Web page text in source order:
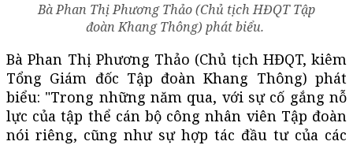
Bà Phan Thị Phương Thảo (Chủ tịch HĐQT Tập
đoàn Khang Thông) phát biểu.
Bà Phan Thị Phương Thảo (Chủ tịch HĐQT, kiêm
Tổng Giám đốc Tập đoàn Khang Thông) phát
biểu: "Trong những năm qua, với sự cố gắng nỗ
lực của tập thể cán bộ công nhân viên Tập đoàn
nói riêng, cũng như sự hợp tác đầu tư của các